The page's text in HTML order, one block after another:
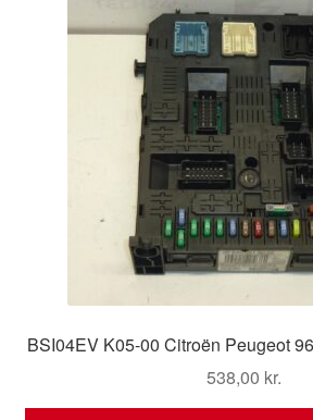
BSI04EV K05-00 Citroën Peugeot
538,00 kr.